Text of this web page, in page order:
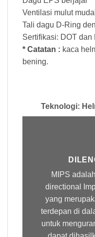
Ventilasi mulut
Tali dagu D-Ring
Sertifikasi: DOT dan
* Catatan : kaca
bening.
Teknologi:
MIPS
directional
yang
terdepan di
untuk